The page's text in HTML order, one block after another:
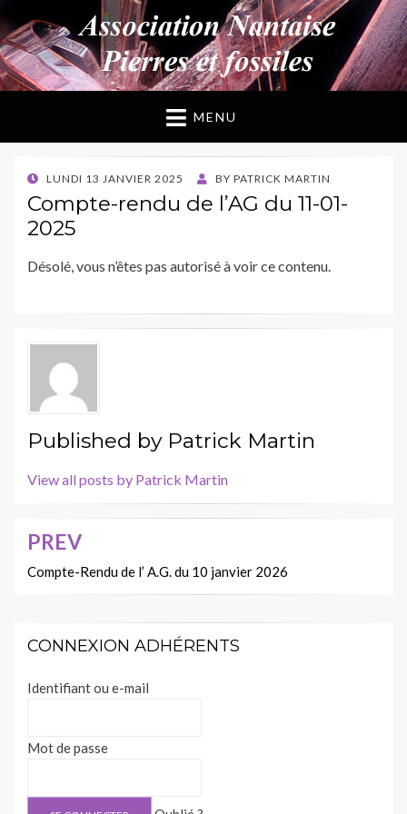
ANPF
Association Nantaise Pierres et Fossiles
MENU
POSTED
ON
LUNDI 13 JANVIER 2025 BY PATRICK MARTIN
Compte-rendu de l’AG du 11-01-
2025
Désolé, vous n’êtes pas autorisé à voir ce contenu.
Published by Patrick Martin
View all posts by Patrick Martin
Navigation
de
PREV
Compte-Rendu de l’ A.G. du 10 janvier 2026
CONNEXION ADHÉRENTS
Identifiant ou e-mail
Mot de passe